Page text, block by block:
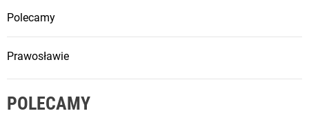
Polecamy
Prawosławie
POLECAMY